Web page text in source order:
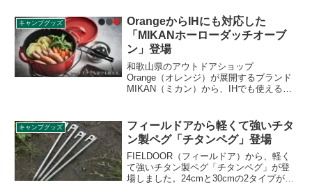
レビューします。
キャンプグッズ
OrangeからIHにも対応した
「MIKANホーローダッチオーブ
ン」登場
和歌山県のアウトドアショップ
Orange（オレンジ）が展開するブランド
MIKAN（ミカン）から、IHでも使えるホ
ラウドファンディングで始まっていま
す。詳細をレビューします。
キャンプグッズ
フィールドアから軽くて強いチタ
ン製ペグ「チタンペグ」登場
FIELDOOR（フィールドア）から、軽く
て強いチタン製ペグ「チタンペグ」が登
場しました。24cmと30cmの2タイプが販